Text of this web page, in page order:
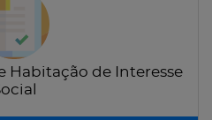
Habitação de Interesse